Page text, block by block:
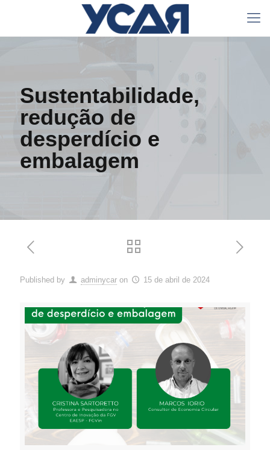
Sustentabilidade,
redução de
desperdício e
embalagem
Published by adminycar on 15 de abril de 2024